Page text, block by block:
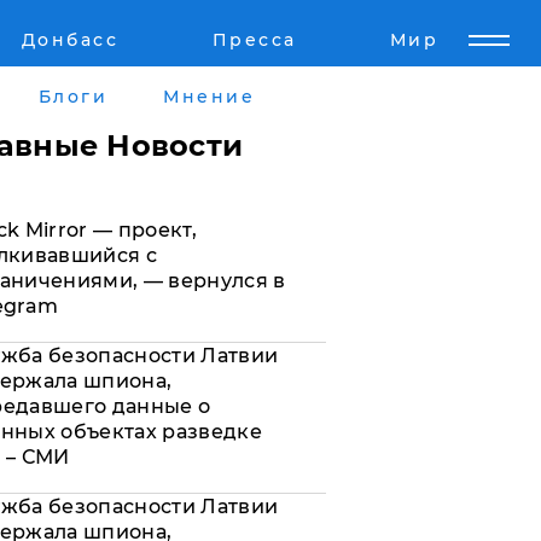
Донбасс Пресса Мир
Пресс-релизы
Блоги Мнение
Новости
Mirror — проект,
с
— вернулся в
безопасности Латвии
шпиона,
данные о
объектах разведке
– СМИ
безопасности Латвии
шпиона,